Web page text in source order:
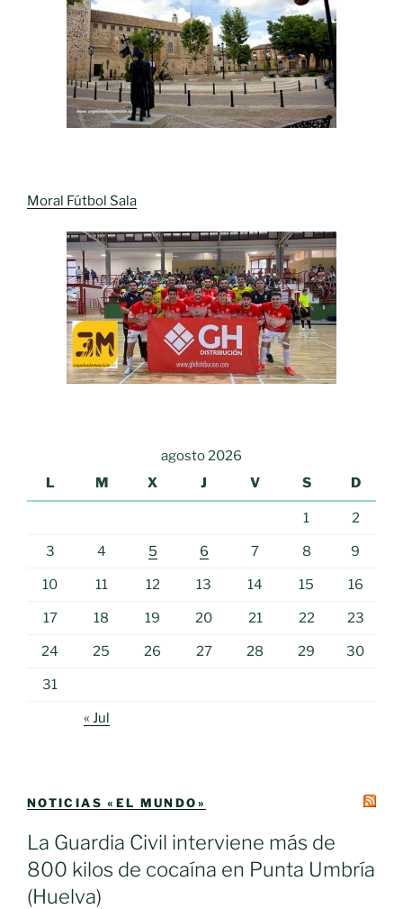
Moral Fútbol Sala
agosto 2026
L
M X J V S D
1 2
3 4 5 6 7 8 9
10 11 12 13 14 15 16
17 18 19 20 21 22 23
24 25 26 27 28 29 30
31
« Jul
NOTICIAS «EL MUNDO»
La Guardia Civil interviene más de
800 kilos de cocaína en Punta Umbría
(Huelva)